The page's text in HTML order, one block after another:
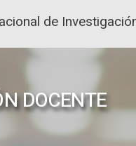
de
DOCENTE